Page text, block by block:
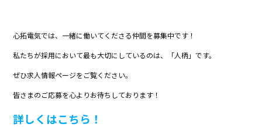
心拓電気では、一緒に働いてくださる仲間を募集中です！
私たちが採用において最も大切にしているのは、「人柄」です。
ぜひ求人情報ページをご覧ください。
皆さまのご応募を心よりお待ちしております！
詳しくはこちら！